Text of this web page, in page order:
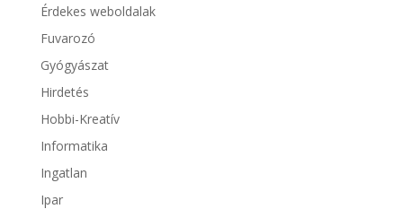
Érdekes weboldalak
Fuvarozó
Gyógyászat
Hirdetés
Hobbi-Kreatív
Informatika
Ingatlan
Ipar